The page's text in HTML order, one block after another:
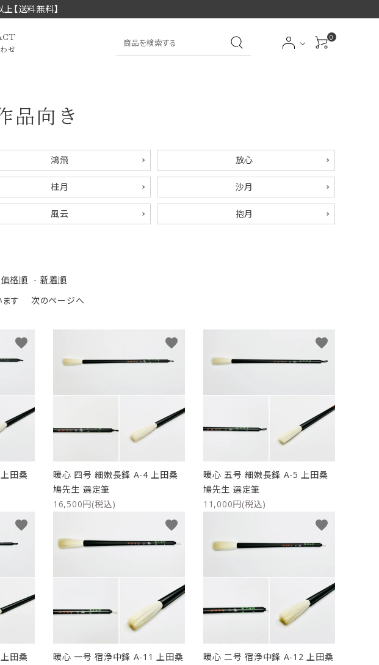
【送料無料】
条幅以
特大筆・珍品筆 学童用（初心者用）
オプション・その他
の他
絵てがみ 前衛 大字
せ
0
品向き
鴻飛 放心
桂月 沙月
風云 抱月
価格順 - 新着順
す
次のページへ
田桑
favorite
暖心 四号 細嫩長鋒 A-4 上田桑
鳩先生 選定筆
16,500円(税込)
favorite
暖心 五号 細嫩長鋒 A-5 上田桑
鳩先生 選定筆
11,000円(税込)
favorite
田桑
favorite
暖心 一号 宿浄中鋒 A-11 上田桑
favorite
暖心 二号 宿浄中鋒 A-12 上田桑
favorite